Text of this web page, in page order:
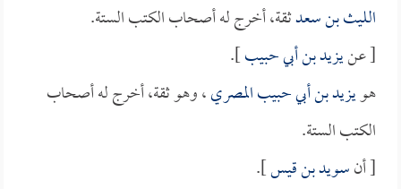
الليث بن سعدثقة، أخرج له أصحاب الكتب الستة.
[ عنيزيد بن أبي حبيب].
هويزيد بن أبي حبيب المصري، وهو ثقة، أخرج له أصحاب
الكتب الستة.
[ أنسويد بن قيس].